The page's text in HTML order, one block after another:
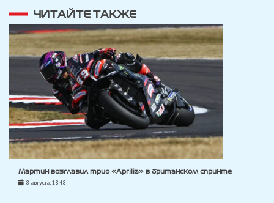
ЧИТАЙТЕ ТАКЖЕ
Мартин возглавил трио «Aprilia» в британском спринте
8 августа, 18:48